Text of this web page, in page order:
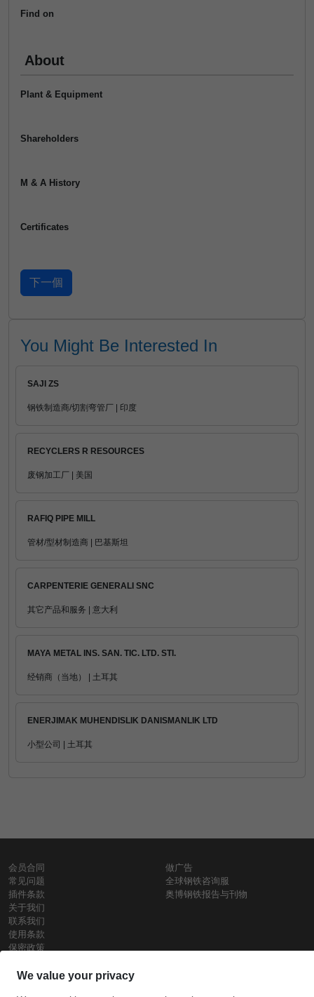
Find on
About
Plant & Equipment
Shareholders
M & A History
Certificates
You Might Be Interested In
SAJI ZS
钢铁制造商/切割弯管厂 | 印度
RECYCLERS R RESOURCES
废钢加工厂 | 美国
RAFIQ PIPE MILL
管材/型材制造商 | 巴基斯坦
CARPENTERIE GENERALI SNC
其它产品和服务 | 意大利
MAYA METAL INS. SAN. TIC. LTD. STI.
经销商（当地） | 土耳其
ENERJIMAK MUHENDISLIK DANISMANLIK LTD
小型公司 | 土耳其
会员合同
常见问题
插件条款
关于我们
联系我们
使用条款
保密政策
做广告
全球钢铁咨询服
奥博钢铁报告与刊物